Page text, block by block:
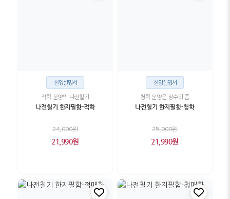
한영설명서
적학 문양의 나전칠기
나전칠기 한지필함-적학
24,000원
21,990원
한영설명서
청학 문양은 장수와 품
나전칠기 한지필함-청학
25,000원
21,990원